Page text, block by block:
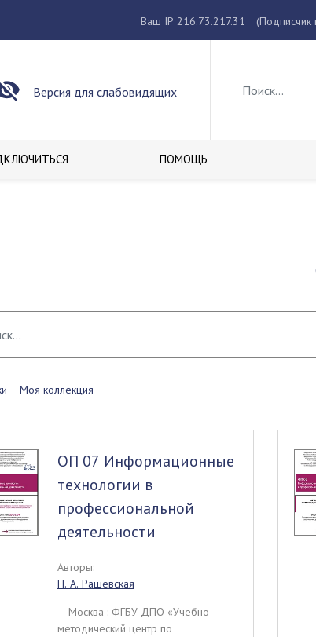
Ваш IP 216.73.217.31
Версия для слабовидящих
ПОМОЩЬ
Моя коллекция
ОП 07 Информационные
технологии в
профессиональной
деятельности
Авторы:
Н. А. Рашевская
– Москва : ФГБУ ДПО «Учебно
методический центр по